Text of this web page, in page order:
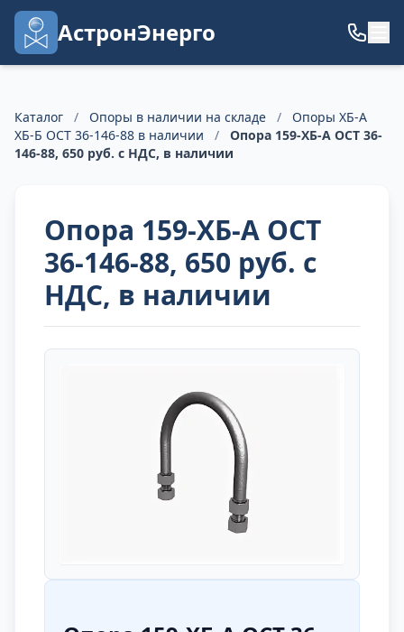
АстронЭнерго
Каталог / Опоры в наличии на складе /
Опоры ХБ-А
ХБ-Б ОСТ 36-146-88 в наличии
/
Опора 159-ХБ-А ОСТ 36-
146-88, 650 руб. с НДС, в наличии
Опора 159-ХБ-А ОСТ
36-146-88, 650 руб. с
НДС, в наличии